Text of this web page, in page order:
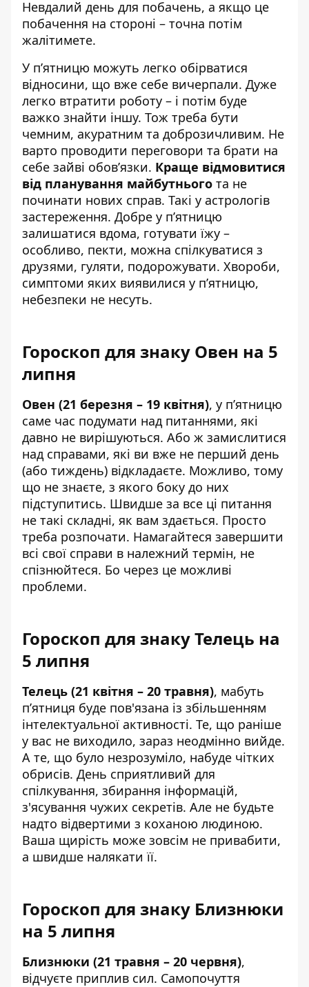
Невдалий день для побачень, а якщо це
побачення на стороні – точна потім
жалітимете.
У п’ятницю можуть легко обірватися
відносини, що вже себе вичерпали. Дуже
легко втратити роботу – і потім буде
важко знайти іншу. Тож треба бути
чемним, акуратним та доброзичливим. Не
варто проводити переговори та брати на
себе зайві обов’язки. Краще відмовитися
від планування майбутнього та не
починати нових справ. Такі у астрологів
застереження. Добре у п’ятницю
залишатися вдома, готувати їжу –
особливо, пекти, можна спілкуватися з
друзями, гуляти, подорожувати. Хвороби,
симптоми яких виявилися у п’ятницю,
небезпеки не несуть.
Гороскоп для знаку Овен на 5
липня
Овен (21 березня – 19 квітня), у п’ятницю
саме час подумати над питаннями, які
давно не вирішуються. Або ж замислитися
над справами, які ви вже не перший день
(або тиждень) відкладаєте. Можливо, тому
що не знаєте, з якого боку до них
підступитись. Швидше за все ці питання
не такі складні, як вам здається. Просто
треба розпочати. Намагайтеся завершити
всі свої справи в належний термін, не
спізнюйтеся. Бо через це можливі
проблеми.
Гороскоп для знаку Телець на
5 липня
Телець (21 квітня – 20 травня), мабуть
п’ятниця буде пов'язана із збільшенням
інтелектуальної активності. Те, що раніше
у вас не виходило, зараз неодмінно вийде.
А те, що було незрозуміло, набуде чітких
обрисів. День сприятливий для
спілкування, збирання інформацій,
з'ясування чужих секретів. Але не будьте
надто відвертими з коханою людиною.
Ваша щирість може зовсім не привабити,
а швидше налякати її.
Гороскоп для знаку Близнюки
на 5 липня
Близнюки (21 травня – 20 червня),
відчуєте приплив сил. Самопочуття